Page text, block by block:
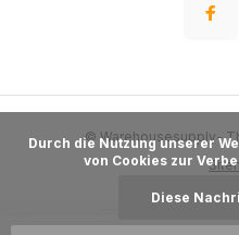
© Warehousesupply-
von Cookies zur
Diese